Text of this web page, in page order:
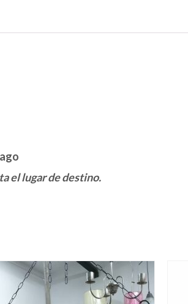
el lugar de destino.